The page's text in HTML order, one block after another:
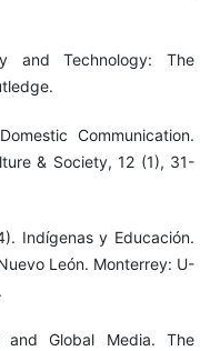
and Technology: The
Communication.
& Society, 12 (1), 31-
Indígenas y Educación.
León. Monterrey: U-
and Global Media. The